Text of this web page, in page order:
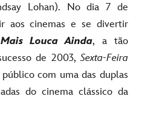
Lohan). No dia 7 de
aos cinemas e se divertir
Louca Ainda, a tão
de 2003,Sexta-Feira
com uma das duplas
do cinema clássico da